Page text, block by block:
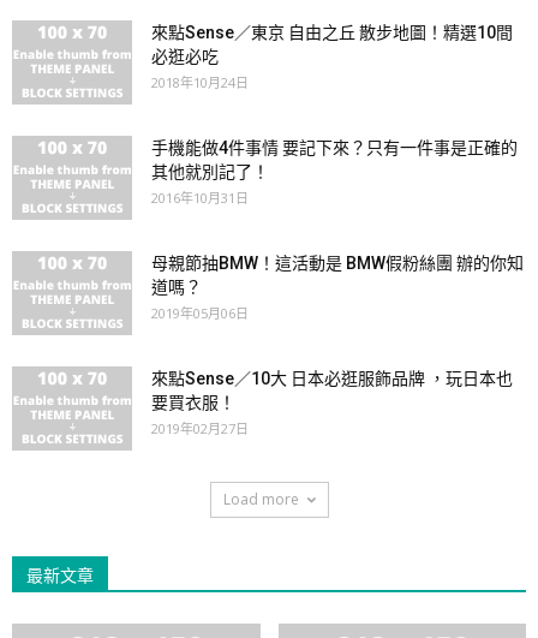
來點Sense／東京 自由之丘 散步地圖！精選10間
必逛必吃
2018年10月24日
手機能做4件事情 要記下來？只有一件事是正確的
其他就別記了！
2016年10月31日
母親節抽BMW！這活動是 BMW假粉絲團 辦的你知
道嗎？
2019年05月06日
來點Sense／10大 日本必逛服飾品牌 ，玩日本也
要買衣服！
2019年02月27日
Load more
最新文章